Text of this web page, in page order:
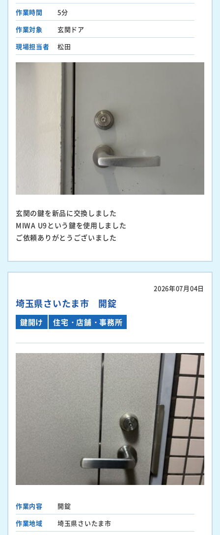
作業時間
5分
作業対象
玄関ドア
現場担当者
松田
玄関の鍵を新品に交換しました
MIWA U9という鍵を使用しました
ご依頼ありがとうございました
2026年07月04日
埼玉県さいたま市 開錠
鍵開け 住宅・店舗・事務所
作業内容
開錠
作業地域
埼玉県さいたま市